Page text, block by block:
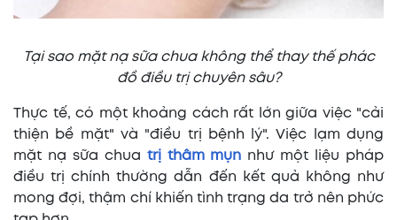
Tại sao mặt nạ sữa chua không thể thay thế phác
đồ điều trị chuyên sâu?
Thực tế, có một khoảng cách rất lớn giữa việc "cải
thiện bề mặt" và "điều trị bệnh lý". Việc lạm dụng
mặt nạ sữa chua trị thâm mụn như một liệu pháp
điều trị chính thường dẫn đến kết quả không như
mong đợi, thậm chí khiến tình trạng da trở nên phức